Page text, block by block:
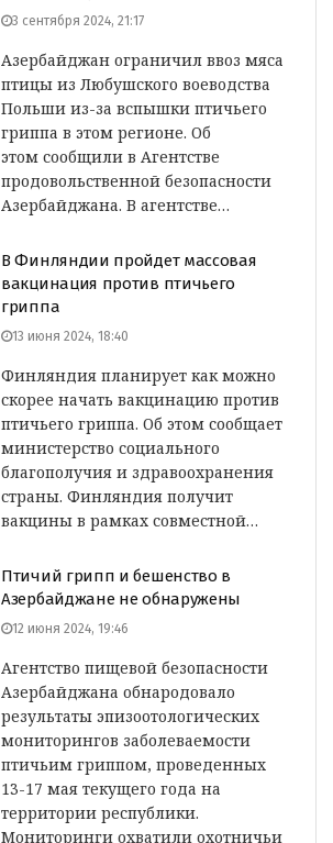
3 сентября 2024, 21:17
Азербайджан ограничил ввоз мяса
птицы из Любушского воеводства
Польши из-за вспышки птичьего
гриппа в этом регионе. Об
этом сообщили в Агентстве
продовольственной безопасности
Азербайджана. В агентстве…
В Финляндии пройдет массовая
вакцинация против птичьего
гриппа
13 июня 2024, 18:40
Финляндия планирует как можно
скорее начать вакцинацию против
птичьего гриппа. Об этом сообщает
министерство социального
благополучия и здравоохранения
страны. Финляндия получит
вакцины в рамках совместной…
Птичий грипп и бешенство в
Азербайджане не обнаружены
12 июня 2024, 19:46
Агентство пищевой безопасности
Азербайджана обнародовало
результаты эпизоотологических
мониторингов заболеваемости
птичьим гриппом, проведенных
13-17 мая текущего года на
территории республики.
Мониторинги охватили охотничьи